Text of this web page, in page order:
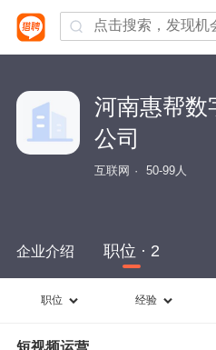
河南惠帮数
公司
互联网 50-99人
企业介绍 职位 · 2
职位 经验
短视频运营